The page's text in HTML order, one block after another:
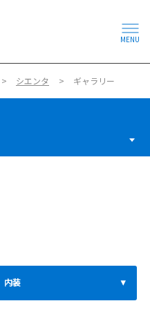
MENU
シエンタ ギャラリー
内装